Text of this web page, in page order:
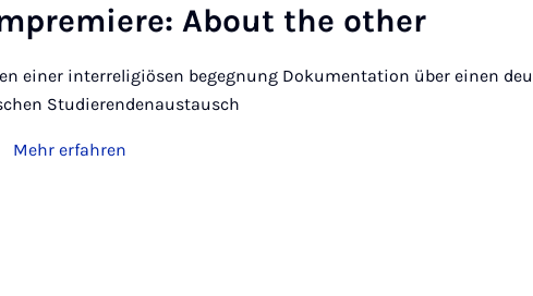
About the other
einer interreligiösen begegnung Dokumentation über einen
Studierendenaustausch
Mehr erfahren